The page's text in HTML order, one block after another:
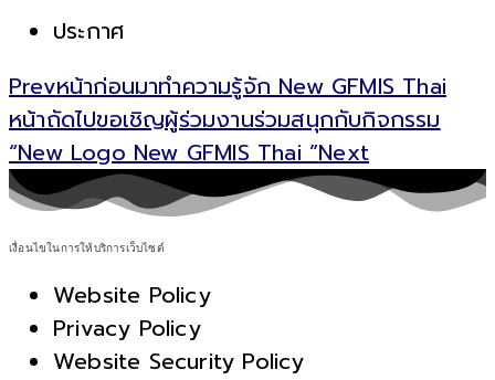
ประกาศ
Prevหน้าก่อนมาทำความรู้จัก New GFMIS Thai
หน้าถัดไปขอเชิญผู้ร่วมงานร่วมสนุกกับกิจกรรม
“New Logo New GFMIS Thai ”Next
เงื่อนไขในการให้บริการเว็บไซต์
Website Policy
Privacy Policy
Website Security Policy